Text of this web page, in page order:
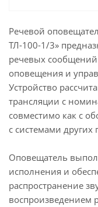
Речевой
ТЛ-100-1/3»
речевых сообщений
оповещения и
Устройство
трансляции с
совместимо как с
с системами других
Оповещатель
исполнения и
распространение
воспроизведением